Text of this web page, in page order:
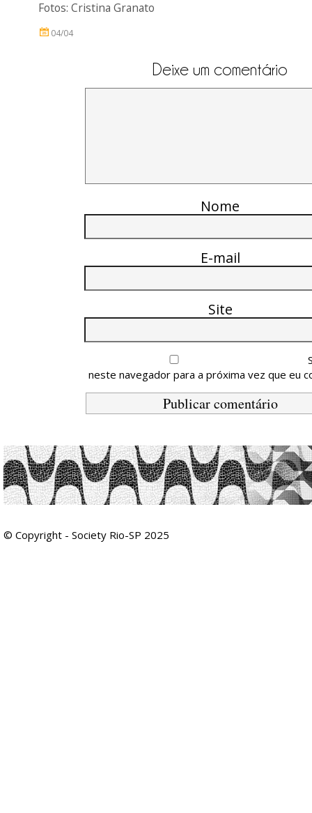
Fotos: Cristina Granato
04/04
Deixe um comentário
Nome
E-mail
Site
neste navegador para a próxima vez que eu
© Copyright - Society Rio-SP 2025